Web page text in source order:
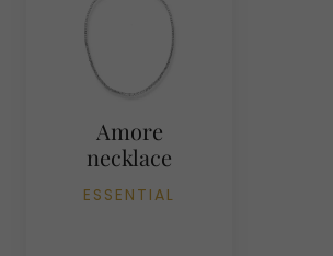
Amore
necklace
ESSENTIAL